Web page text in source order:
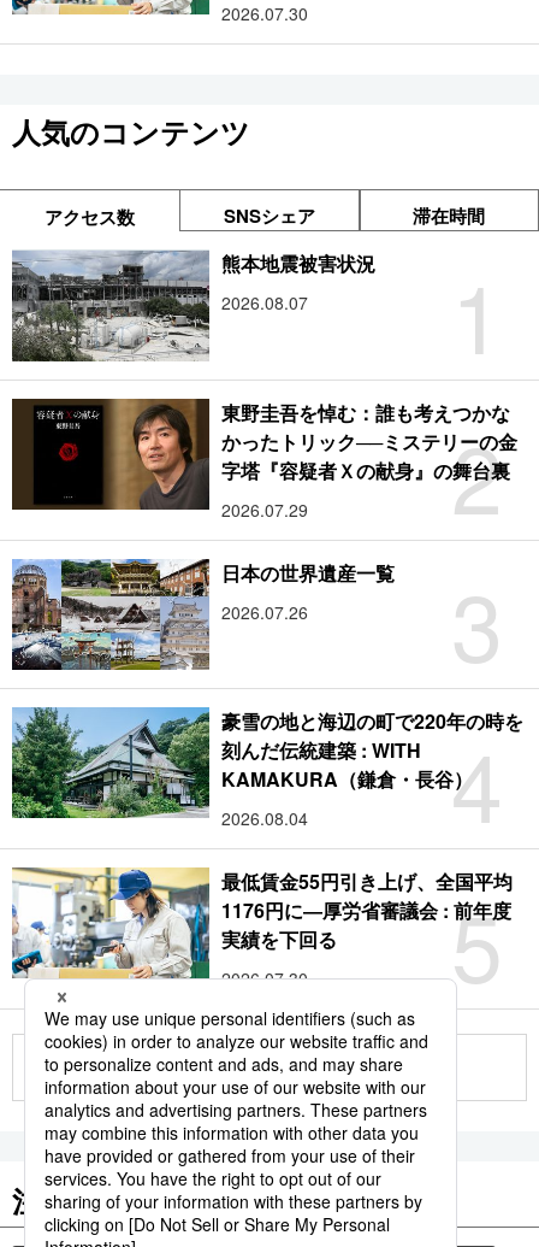
2026.07.30
人気のコンテンツ
アクセス数 SNSシェア 滞在時間
1
熊本地震被害状況
2026.08.07
2
東野圭吾を悼む：誰も考えつかな
かったトリック──ミステリーの金
字塔『容疑者Ｘの献身』の舞台裏
2026.07.29
3
日本の世界遺産一覧
2026.07.26
4
豪雪の地と海辺の町で220年の時を
刻んだ伝統建築 : WITH
KAMAKURA（鎌倉・長谷）
2026.08.04
5
最低賃金55円引き上げ、全国平均
1176円に―厚労省審議会 : 前年度
実績を下回る
2026.07.30
もっと見る
注目のキーワード